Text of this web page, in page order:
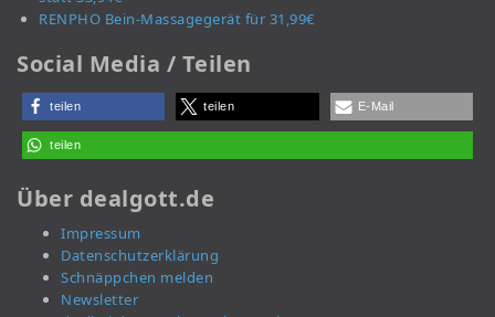
RENPHO Bein-Massagegerät für 31,99€
Social Media / Teilen
teilen teilen E-Mail
teilen
Über dealgott.de
Impressum
Datenschutzerklärung
Schnäppchen melden
Newsletter